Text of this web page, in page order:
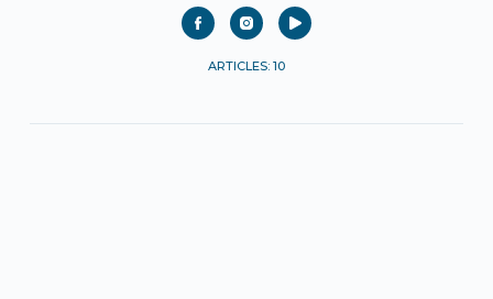
ARTICLES: 10